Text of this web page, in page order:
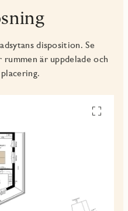
disposition. Se
är uppdelade och
Se